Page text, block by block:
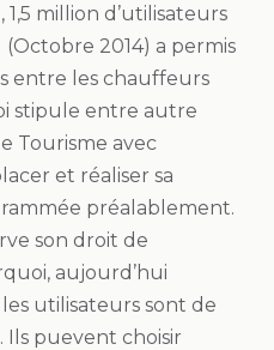
million d’utilisateurs
(Octobre 2014) a permis
entre les chauffeurs
stipule entre autre
Tourisme avec
et réaliser sa
préalablement.
son droit de
aujourd’hui
utilisateurs sont de
puevent choisir